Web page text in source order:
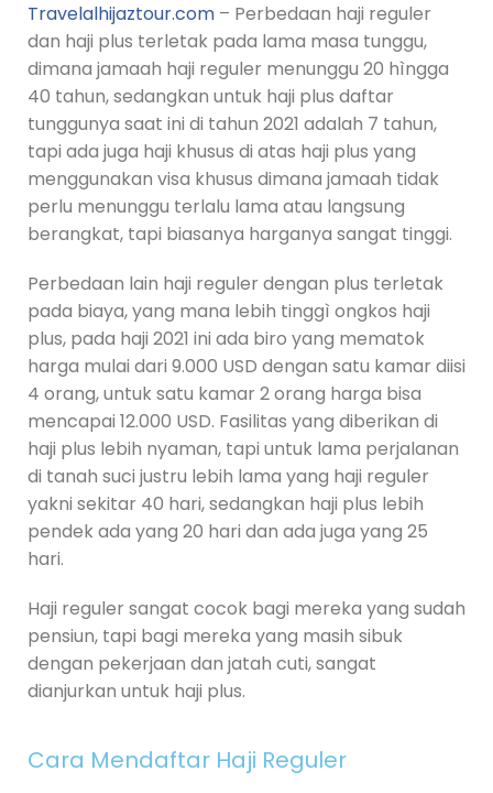
Travelalhijaztour.com – Perbedaan haji reguler
dan haji plus terletak pada lama masa tunggu,
dimana jamaah haji reguler menunggu 20 hìngga
40 tahun, sedangkan untuk haji plus daftar
tunggunya saat ini di tahun 2021 adalah 7 tahun,
tapi ada juga haji khusus di atas haji plus yang
menggunakan visa khusus dimana jamaah tidak
perlu menunggu terlalu lama atau langsung
berangkat, tapi biasanya harganya sangat tinggi.
Perbedaan lain haji reguler dengan plus terletak
pada biaya, yang mana lebih tinggì ongkos haji
plus, pada haji 2021 ini ada biro yang mematok
harga mulai dari 9.000 USD dengan satu kamar diisi
4 orang, untuk satu kamar 2 orang harga bisa
mencapai 12.000 USD. Fasilitas yang diberikan di
haji plus lebih nyaman, tapi untuk lama perjalanan
di tanah suci justru lebih lama yang haji reguler
yakni sekitar 40 hari, sedangkan haji plus lebih
pendek ada yang 20 hari dan ada juga yang 25
hari.
Haji reguler sangat cocok bagi mereka yang sudah
pensiun, tapi bagi mereka yang masih sibuk
dengan pekerjaan dan jatah cuti, sangat
dianjurkan untuk haji plus.
Cara Mendaftar Haji Reguler